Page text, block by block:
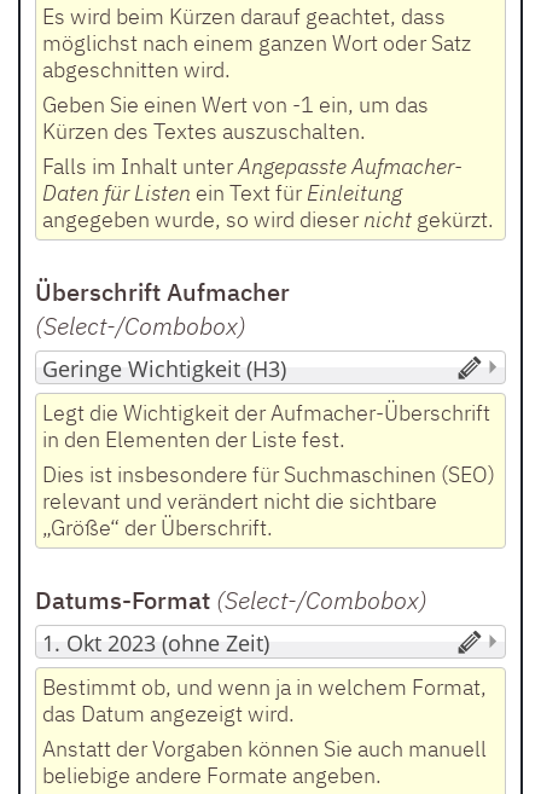
Es wird beim Kürzen darauf geachtet, dass
möglichst nach einem ganzen Wort oder Satz
abgeschnitten wird.
Geben Sie einen Wert von -1 ein, um das
Kürzen des Textes auszuschalten.
Falls im Inhalt unterAngepasste Aufmacher-
Daten für Listen ein Text fürEinleitung
angegeben wurde, so wird diesernicht gekürzt.
Überschrift Aufmacher
(Select-/Combobox)
Legt die Wichtigkeit der Aufmacher-Überschrift
in den Elementen der Liste fest.
Dies ist insbesondere für Suchmaschinen (SEO)
relevant und verändert nicht die sichtbare
„Größe“ der Überschrift.
Datums-Format (Select-/Combobox)
Bestimmt ob, und wenn ja in welchem Format,
das Datum angezeigt wird.
Anstatt der Vorgaben können Sie auch manuell
beliebige andere Formate angeben.